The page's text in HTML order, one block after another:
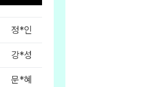
정*인
강*성
문*혜